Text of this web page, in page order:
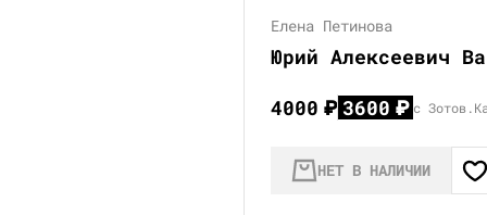
Елена Петинова
Юрий Алексеевич
4000₽ 3600₽ с
НЕТ В НАЛИЧИИ